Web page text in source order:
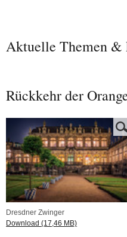
Aktuelle Themen &
Rückkehr der
Dresdner Zwinger
Download (17,46 MB)